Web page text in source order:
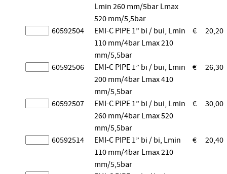
Lmin 260 mm/5bar Lmax
520 mm/5,5bar
60592504
EMI-C PIPE 1” bi / bui, Lmin
110 mm/4bar Lmax 210
mm/5,5bar
€ 20,20
60592506
EMI-C PIPE 1” bi / bui, Lmin
200 mm/4bar Lmax 410
mm/5,5bar
€ 26,30
60592507
EMI-C PIPE 1” bi / bui, Lmin
260 mm/4bar Lmax 520
mm/5,5bar
€ 30,00
60592514
EMI-C PIPE 1” bi / bi, Lmin
110 mm/4bar Lmax 210
mm/5,5bar
€ 20,40